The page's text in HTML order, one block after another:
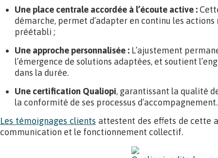
Une place centrale accordée à l’écoute active :
démarche, permet d’adapter en continu les actions
préétabli ;
Une approche personnalisée : L’ajustement
l’émergence de solutions adaptées, et soutient
dans la durée.
Une certification Qualiopi, garantissant la qualité
la conformité de ses processus d’accompagnement.
Les témoignages clients attestent des effets de cette
communication et le fonctionnement collectif.